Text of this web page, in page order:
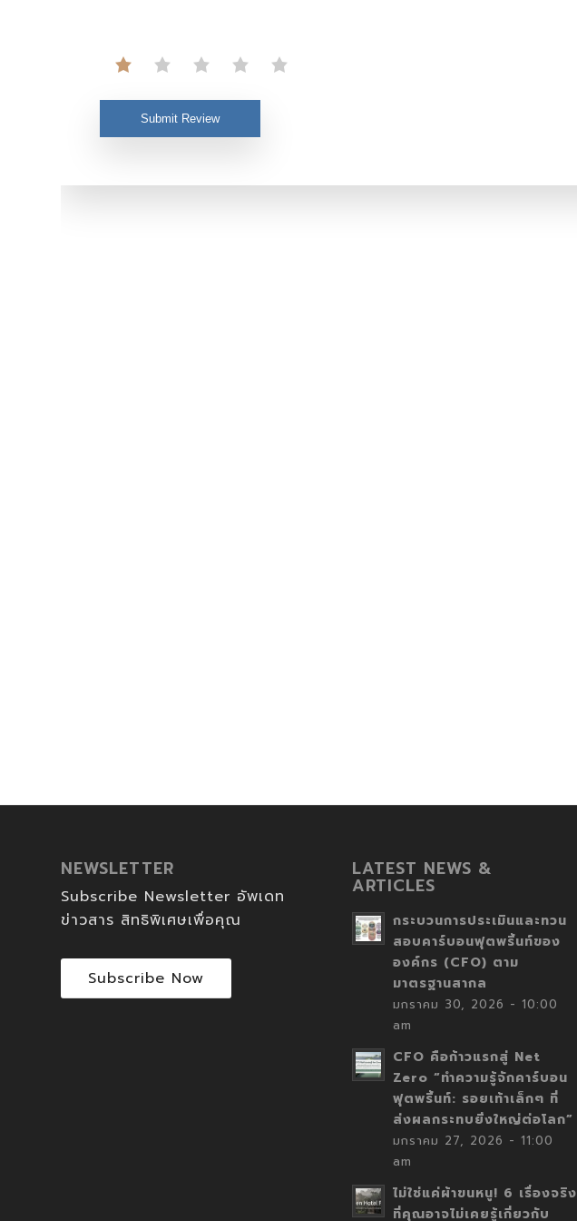
Submit Review
NEWSLETTER
Subscribe Newsletter อัพเดท
ข่าวสาร สิทธิพิเศษเพื่อคุณ
Subscribe Now
LATEST NEWS &
ARTICLES
กระบวนการประเมินและทวน
สอบคาร์บอนฟุตพริ้นท์ของ
องค์กร (CFO) ตาม
มาตรฐานสากล
มกราคม 30, 2026 - 10:00
am
CFO คือก้าวแรกสู่ Net
Zero “ทำความรู้จักคาร์บอน
ฟุตพริ้นท์: รอยเท้าเล็กๆ ที่
ส่งผลกระทบยิ่งใหญ่ต่อโลก”
มกราคม 27, 2026 - 11:00
am
ไม่ใช่แค่ผ้าขนหนู! 6 เรื่องจริง
ที่คุณอาจไม่เคยรู้เกี่ยวกับ